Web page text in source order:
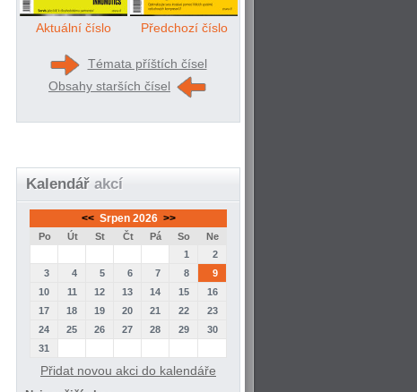
Aktuální číslo Předchozí číslo
Témata příštích čísel
Obsahy starších čísel
Kalendář akcí
<< Srpen 2026 >>
Po Út St Čt Pá So
Ne
1
2
3
4 5 6 7 8
9
10
11 12 13 14 15
16
17
18 19 20 21 22
23
24
25 26 27 28 29
30
31
Přidat novou akci do kalendáře